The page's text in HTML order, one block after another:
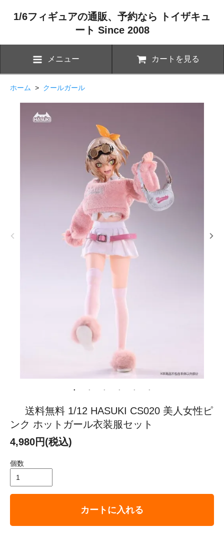
1/6フィギュアの通販、予約なら トイザキュ
ート Since 2008
メニュー カートを見る
ホーム > クールガール
送料無料 1/12 HASUKI CS020 美人女性ピ
ンク ホットガール衣装服セット
4,980円(税込)
個数
カートに入れる